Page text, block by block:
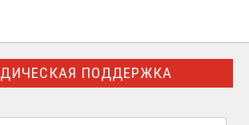
ПОДДЕРЖКА